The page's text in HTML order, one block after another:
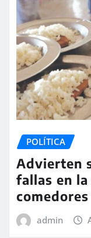
POLÍTICA
Advierten
fallas en
comedores
admin